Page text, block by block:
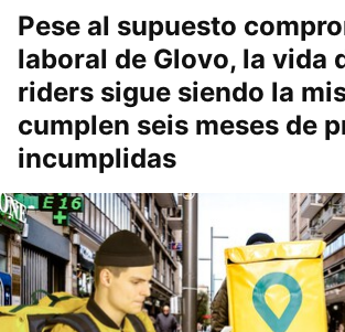
Pese al supuesto
laboral de Glovo, la vida
riders sigue siendo la
cumplen seis meses de
incumplidas